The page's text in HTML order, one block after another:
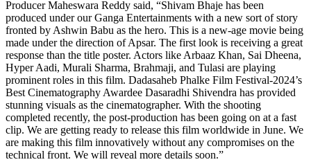
Producer Maheswara Reddy said, “Shivam Bhaje has been
produced under our Ganga Entertainments with a new sort of story
fronted by Ashwin Babu as the hero. This is a new-age movie being
made under the direction of Apsar. The first look is receiving a great
response than the title poster. Actors like Arbaaz Khan, Sai Dheena,
Hyper Aadi, Murali Sharma, Brahmaji, and Tulasi are playing
prominent roles in this film. Dadasaheb Phalke Film Festival-2024’s
Best Cinematography Awardee Dasaradhi Shivendra has provided
stunning visuals as the cinematographer. With the shooting
completed recently, the post-production has been going on at a fast
clip. We are getting ready to release this film worldwide in June. We
are making this film innovatively without any compromises on the
technical front. We will reveal more details soon.”